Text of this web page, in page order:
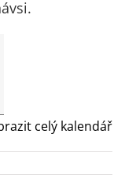
celý kalendář